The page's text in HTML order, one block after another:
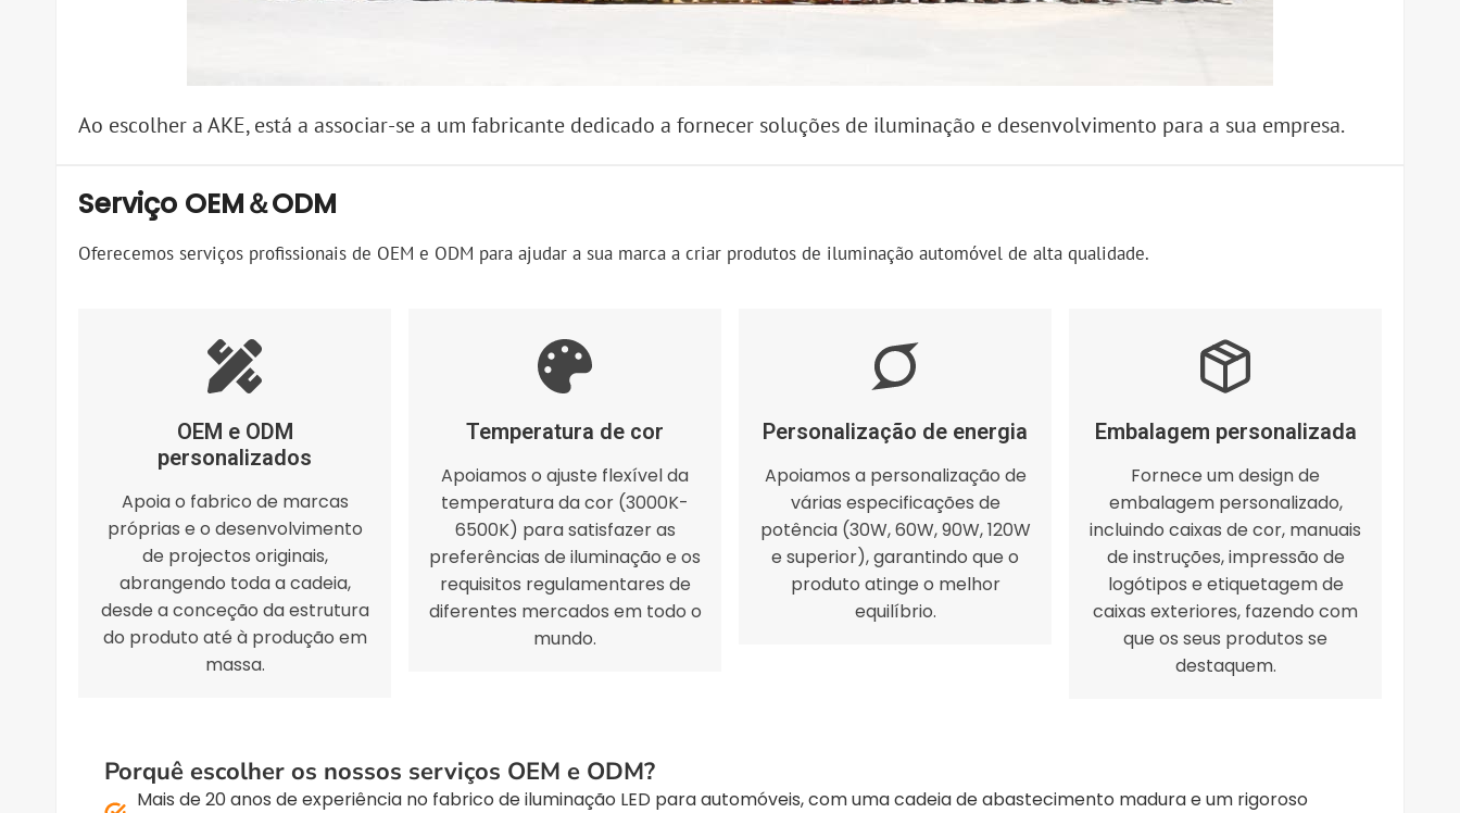
Ao escolher a AKE, está a associar-se a um fabricante dedicado a fornecer soluções de iluminação e desenvolvimento para a sua empresa.
Serviço OEM＆ODM
Oferecemos serviços profissionais de OEM e ODM para ajudar a sua marca a criar produtos de iluminação automóvel de alta qualidade.
OEM e ODM
personalizados
Apoia o fabrico de marcas
próprias e o desenvolvimento
de projectos originais,
abrangendo toda a cadeia,
desde a conceção da estrutura
do produto até à produção em
massa.
Temperatura de cor
Apoiamos o ajuste flexível da
temperatura da cor (3000K-
6500K) para satisfazer as
preferências de iluminação e os
requisitos regulamentares de
diferentes mercados em todo o
mundo.
Personalização de energia
Apoiamos a personalização de
várias especificações de
potência (30W, 60W, 90W, 120W
e superior), garantindo que o
produto atinge o melhor
equilíbrio.
Embalagem personalizada
Fornece um design de
embalagem personalizado,
incluindo caixas de cor, manuais
de instruções, impressão de
logótipos e etiquetagem de
caixas exteriores, fazendo com
que os seus produtos se
destaquem.
Porquê escolher os nossos serviços OEM e ODM?
Mais de 20 anos de experiência no fabrico de iluminação LED para automóveis, com uma cadeia de abastecimento madura e um rigoroso